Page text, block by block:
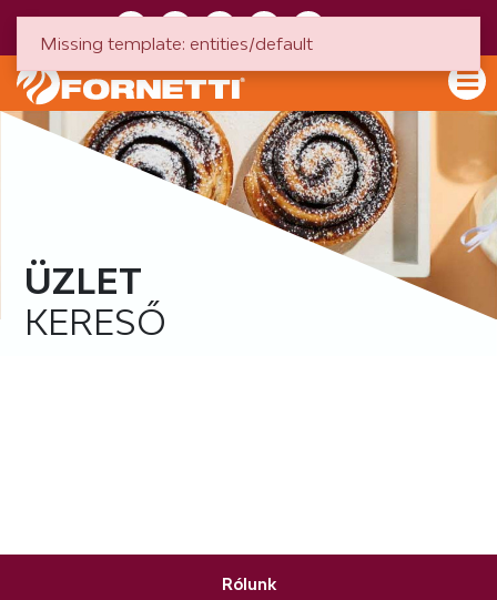
ÜZLET
KERESŐ
Rólunk
Missing template: entities/default